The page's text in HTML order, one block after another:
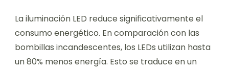
La iluminación LED reduce significativamente el
consumo energético. En comparación con las
bombillas incandescentes, los LEDs utilizan hasta
un 80% menos energía. Esto se traduce en un